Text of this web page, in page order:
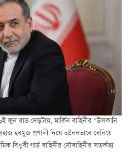
জুন রাত দেড়টায়, মার্কিন বাহিনীর "উসকানি
হরমুজ প্রণালী দিয়ে অবৈধভাবে বেরিয়ে
বিপ্লবী গার্ড বাহিনীর নৌবাহিনীর সতর্কতা